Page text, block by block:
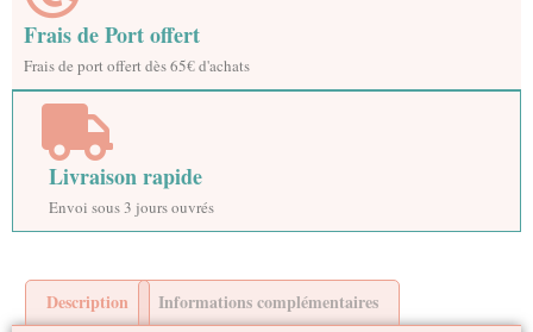
Frais de Port offert
Frais de port offert dès 65€ d'achats
Livraison rapide
Envoi sous 3 jours ouvrés
Description Informations complémentaires